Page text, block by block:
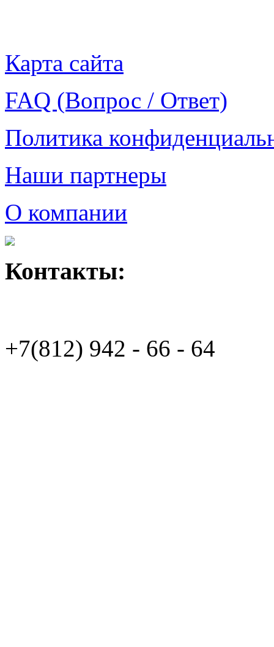
Карта сайта
FAQ (Вопрос / Ответ)
Политика
Наши партнеры
О компании
Контакты:
+7(812) 942 - 66 - 64